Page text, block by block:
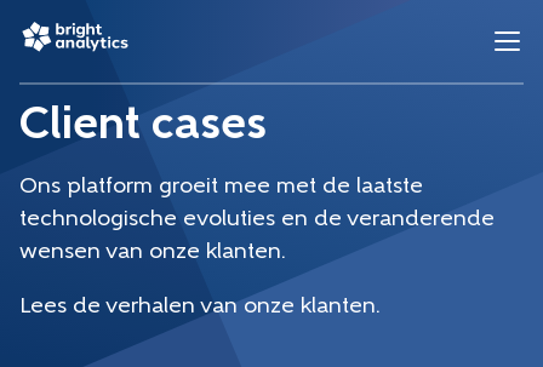
Client cases
Ons platform groeit mee met de laatste
technologische evoluties en de veranderende
wensen van onze klanten.
Lees de verhalen van onze klanten.